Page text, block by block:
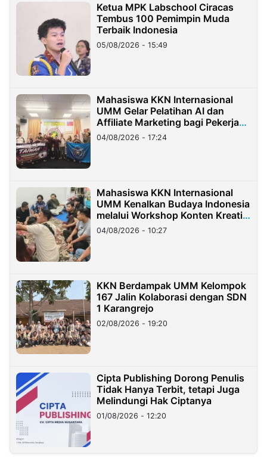
Ketua MPK Labschool Ciracas
Tembus 100 Pemimpin Muda
Terbaik Indonesia
05/08/2026 - 15:49
Mahasiswa KKN Internasional
UMM Gelar Pelatihan AI dan
Affiliate Marketing bagi Pekerja
Migran Indonesia di Taiwan
04/08/2026 - 17:24
Mahasiswa KKN Internasional
UMM Kenalkan Budaya Indonesia
melalui Workshop Konten Kreatif
di Taiwan
04/08/2026 - 10:27
KKN Berdampak UMM Kelompok
167 Jalin Kolaborasi dengan SDN
1 Karangrejo
02/08/2026 - 19:20
Cipta Publishing Dorong Penulis
Tidak Hanya Terbit, tetapi Juga
Melindungi Hak Ciptanya
01/08/2026 - 12:20